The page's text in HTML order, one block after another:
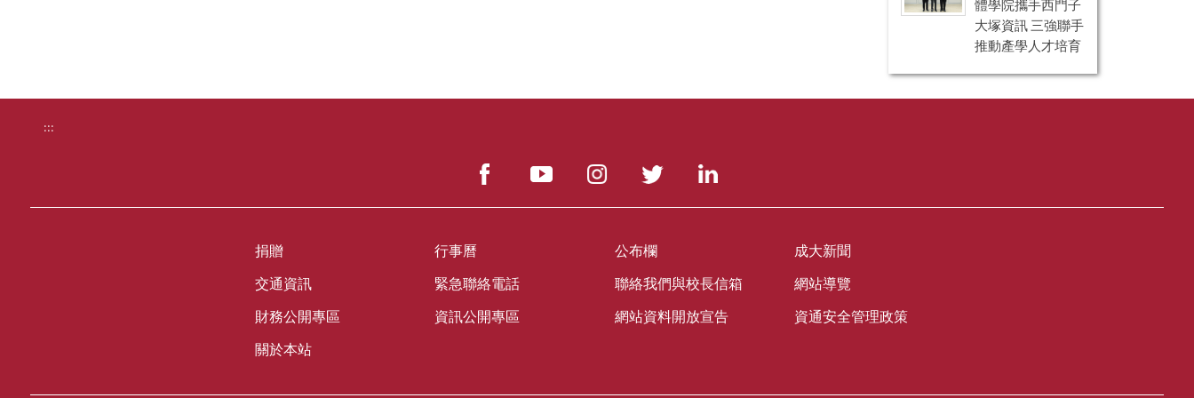
體學院攜手西門子
大塚資訊 三強聯手
推動產學人才培育
:::
捐贈 行事曆 公布欄 成大新聞
交通資訊 緊急聯絡電話 聯絡我們與校長信箱 網站導覽
財務公開專區 資訊公開專區 網站資料開放宣告 資通安全管理政策
關於本站